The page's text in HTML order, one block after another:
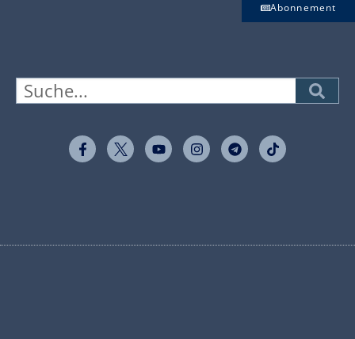
Abonnement